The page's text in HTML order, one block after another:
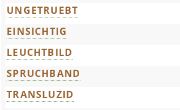
UNGETRUEBT
EINSICHTIG
LEUCHTBILD
SPRUCHBAND
TRANSLUZID